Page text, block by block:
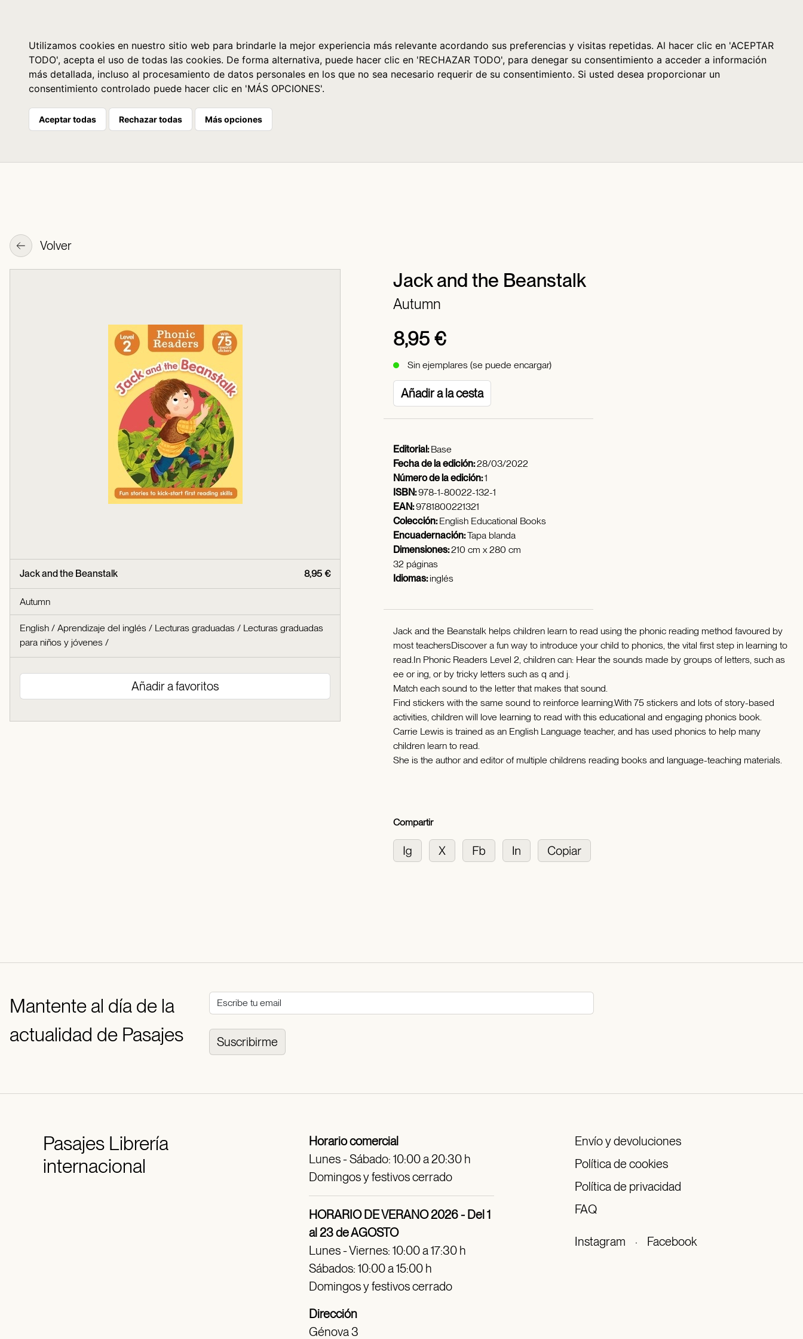
Utilizamos cookies en nuestro sitio web para brindarle la mejor experiencia más relevante acordando sus preferencias y visitas repetidas. Al hacer clic en 'ACEPTAR
TODO', acepta el uso de todas las cookies. De forma alternativa, puede hacer clic en 'RECHAZAR TODO', para denegar su consentimiento a acceder a información
más detallada, incluso al procesamiento de datos personales en los que no sea necesario requerir de su consentimiento. Si usted desea proporcionar un
consentimiento controlado puede hacer clic en 'MÁS OPCIONES'.
Aceptar todas Rechazar todas Más opciones
Volver
Jack and the Beanstalk
Autumn
8,95 €
Sin ejemplares (se puede encargar)
Añadir a la cesta
8,95 €
Jack and the Beanstalk
Autumn
English / Aprendizaje del inglés / Lecturas graduadas / Lecturas graduadas
para niños y jóvenes /
Añadir a favoritos
Editorial:Base
Fecha de la edición:28/03/2022
Número de la edición:1
ISBN:978-1-80022-132-1
EAN:9781800221321
Colección:English Educational Books
Encuadernación:Tapa blanda
Dimensiones:210 cm x 280 cm
32 páginas
Idiomas:inglés
Jack and the Beanstalk helps children learn to read using the phonic reading method favoured by
most teachersDiscover a fun way to introduce your child to phonics, the vital first step in learning to
read.In Phonic Readers Level 2, children can: Hear the sounds made by groups of letters, such as
ee or ing, or by tricky letters such as q and j.
Match each sound to the letter that makes that sound.
Find stickers with the same sound to reinforce learning.With 75 stickers and lots of story-based
activities, children will love learning to read with this educational and engaging phonics book.
Carrie Lewis is trained as an English Language teacher, and has used phonics to help many
children learn to read.
She is the author and editor of multiple childrens reading books and language-teaching materials.
Compartir
Mantente al día de la
actualidad de Pasajes
Suscribirme
PasajesLibrería
internacional
Horario comercial
Lunes - Sábado: 10:00 a 20:30 h
Domingos y festivos cerrado
HORARIO DE VERANO 2026 - Del 1
al 23 de AGOSTO
Lunes - Viernes: 10:00 a 17:30 h
Sábados: 10:00 a 15:00 h
Domingos y festivos cerrado
Dirección
Génova 3
Envío y devoluciones
Política de cookies
Política de privacidad
FAQ
Instagram · Facebook